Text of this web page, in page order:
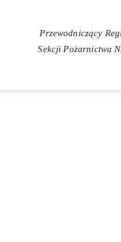
Przewodniczący
Sekcji Pożarnictwa